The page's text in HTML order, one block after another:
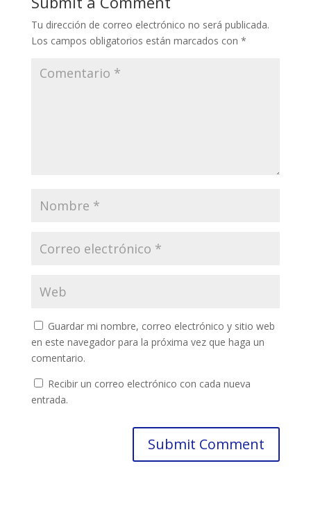
Tu dirección de correo electrónico no será publicada.
Los campos obligatorios están marcados con *
Guardar mi nombre, correo electrónico y sitio web
en este navegador para la próxima vez que haga un
comentario.
Recibir un correo electrónico con cada nueva
entrada.